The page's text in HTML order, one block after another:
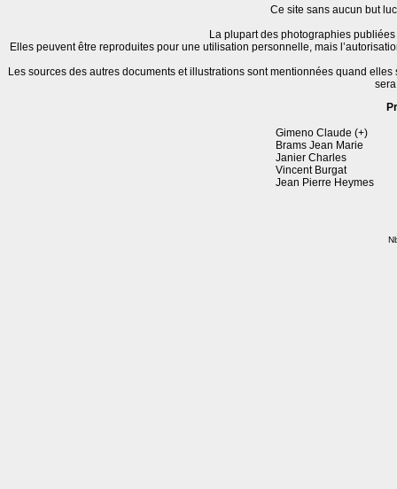
Ce site sans aucun but
La plupart des photographies
Elles peuvent être reproduites pour une utilisation personnelle, mais
Les sources des autres documents et illustrations sont mentionnées quand
Gimeno Claude (+)
Brams Jean Marie
Janier Charles
Vincent Burgat
Jean Pierre Heymes